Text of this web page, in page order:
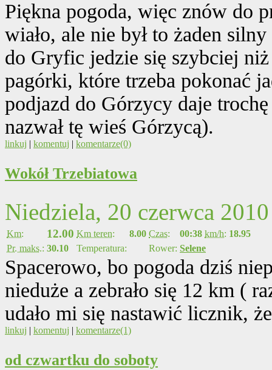
Piękna pogoda, więc znów do
wiało, ale nie był to żaden
do Gryfic jedzie się szybciej
pagórki, które trzeba pokonać
podjazd do Górzycy daje
nazwał tę wieś Górzycą).
linkuj | komentuj | komentarze(0)
Wokół Trzebiatowa
Niedziela, 20 czerwca
Km: 12.00 Km teren: 8.00 Czas: 00:38 km/h: 18.95
Pr. maks.: 30.10 Temperatura: Rower: Selene
Spacerowo, bo pogoda dziś
nieduże a zebrało się 12 km (
udało mi się nastawić licznik,
linkuj | komentuj | komentarze(1)
od czwartku do soboty